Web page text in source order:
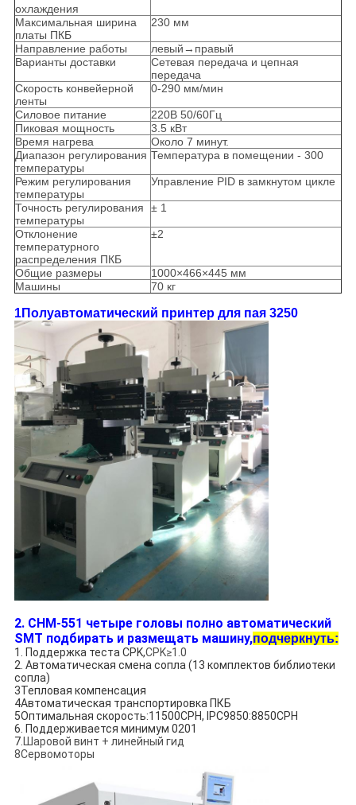
охлаждения
Максимальная ширина
платы ПКБ
230 мм
Направление работы
левый→правый
Варианты доставки
Сетевая передача и цепная
передача
Скорость конвейерной
ленты
0-290 мм/мин
Силовое питание
220В 50/60Гц
Пиковая мощность
3.5 кВт
Время нагрева
Около 7 минут.
Диапазон регулирования
температуры
Температура в помещении - 300
Режим регулирования
температуры
Управление PID в замкнутом цикле
Точность регулирования
температуры
± 1
Отклонение
температурного
распределения ПКБ
±2
Общие размеры
1000×466×445 мм
Машины
70 кг
1Полуавтоматический принтер для пая 3250
2. CHM-551 четыре головы полно автоматический
SMT подбирать и размещать машину,подчеркнуть:
1. Поддержка теста CPK,CPK≥1.0
2. Автоматическая смена сопла (13 комплектов библиотеки
сопла)
3Тепловая компенсация
4Автоматическая транспортировка ПКБ
5Оптимальная скорость:11500CPH, IPC9850:8850CPH
6. Поддерживается минимум 0201
7.Шаровой винт + линейный гид
8Сервомоторы